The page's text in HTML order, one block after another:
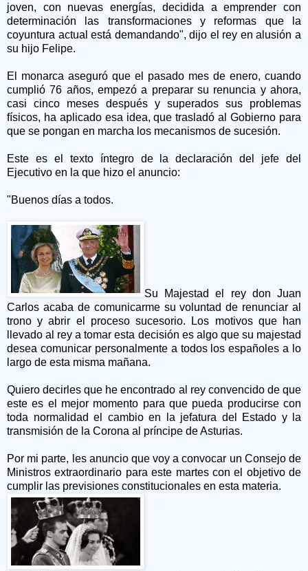
joven, con nuevas energías, decidida a emprender con
determinación las transformaciones y reformas que la
coyuntura actual está demandando", dijo el rey en alusión a
su hijo Felipe.
El monarca aseguró que el pasado mes de enero, cuando
cumplió 76 años, empezó a preparar su renuncia y ahora,
casi cinco meses después y superados sus problemas
físicos, ha aplicado esa idea, que trasladó al Gobierno para
que se pongan en marcha los mecanismos de sucesión.
Este es el texto íntegro de la declaración del jefe del
Ejecutivo en la que hizo el anuncio:
"Buenos días a todos.
Su Majestad el rey don Juan
Carlos acaba de comunicarme su voluntad de renunciar al
trono y abrir el proceso sucesorio. Los motivos que han
llevado al rey a tomar esta decisión es algo que su majestad
desea comunicar personalmente a todos los españoles a lo
largo de esta misma mañana.
Quiero decirles que he encontrado al rey convencido de que
este es el mejor momento para que pueda producirse con
toda normalidad el cambio en la jefatura del Estado y la
transmisión de la Corona al príncipe de Asturias.
Por mi parte, les anuncio que voy a convocar un Consejo de
Ministros extraordinario para este martes con el objetivo de
cumplir las previsiones constitucionales en esta materia.